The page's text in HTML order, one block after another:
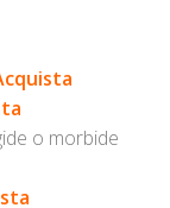
o morbide